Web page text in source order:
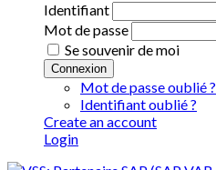
Identifiant
Mot de passe
Se souvenir de moi
Connexion
Mot de passe oublié ?
Identifiant oublié ?
Create an account
Login